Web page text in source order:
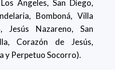
Ángeles, San Diego,
Bomboná, Villa
Jesús Nazareno, San
Corazón de Jesús,
y Perpetuo Socorro).